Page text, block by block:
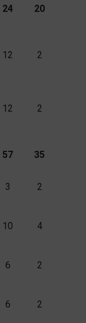
24 20
12 2
12 2
57 35
3 2
10 4
6 2
6 2